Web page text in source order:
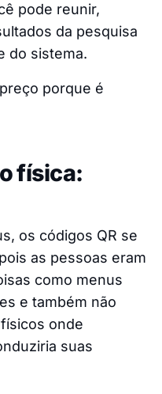
pode reunir,
da pesquisa
do sistema.
porque é
física:
os códigos QR se
as pessoas eram
como menus
e também não
onde
suas